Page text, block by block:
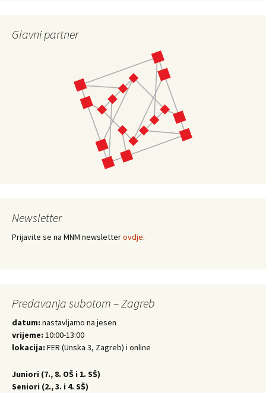
Glavni partner
Newsletter
Prijavite se na MNM newsletterovdje.
Predavanja subotom – Zagreb
datum: nastavljamo na jesen
vrijeme: 10:00-13:00
lokacija: FER (Unska 3, Zagreb) i online
Juniori (7., 8. OŠ i 1. SŠ)
Seniori (2., 3. i 4. SŠ)